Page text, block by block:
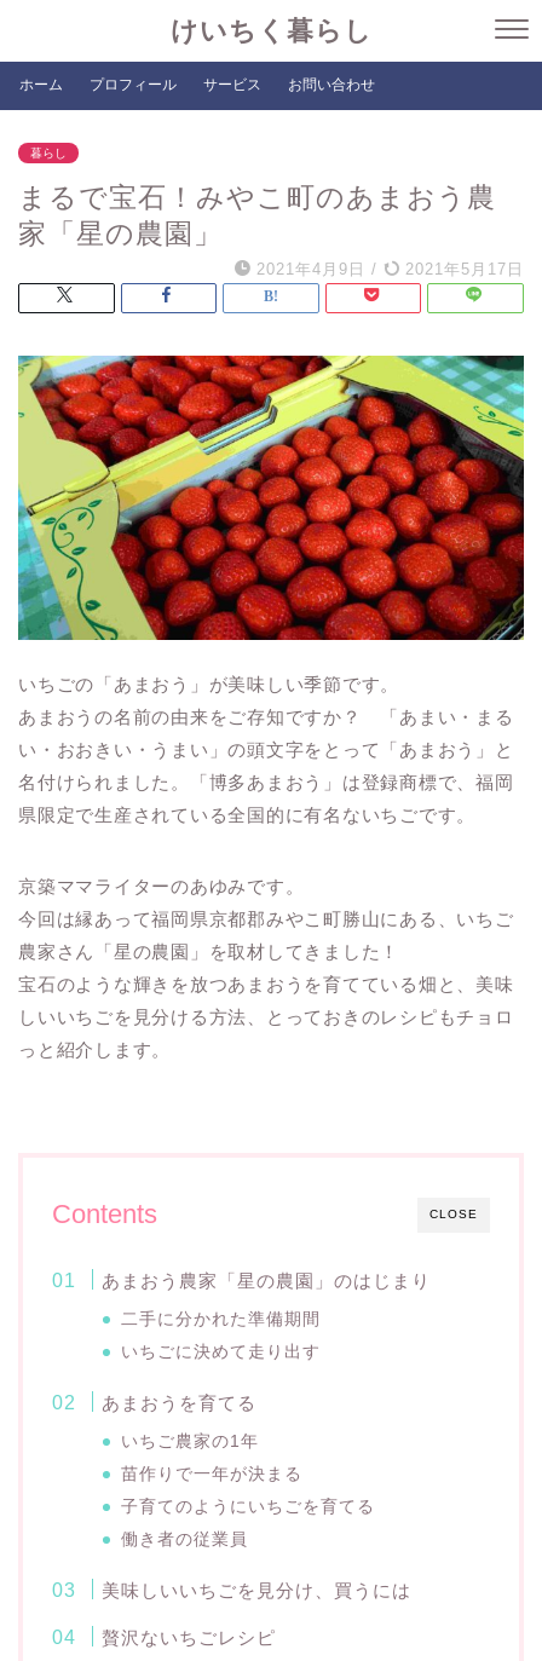
けいちく暮らし
ホーム プロフィール サービス お問い合わせ
暮らし
まるで宝石！みやこ町のあまおう農
家「星の農園」
2021年4月9日 / 2021年5月17日
いちごの「あまおう」が美味しい季節です。
あまおうの名前の由来をご存知ですか？ 「あまい・まる
い・おおきい・うまい」の頭文字をとって「あまおう」と
名付けられました。「博多あまおう」は登録商標で、福岡
県限定で生産されている全国的に有名ないちごです。
京築ママライターのあゆみです。
今回は縁あって福岡県京都郡みやこ町勝山にある、いちご
農家さん「星の農園」を取材してきました！
宝石のような輝きを放つあまおうを育てている畑と、美味
しいいちごを見分ける方法、とっておきのレシピもチョロ
っと紹介します。
CLOSE
Contents
あまおう農家「星の農園」のはじまり
二手に分かれた準備期間
いちごに決めて走り出す
あまおうを育てる
いちご農家の1年
苗作りで一年が決まる
子育てのようにいちごを育てる
働き者の従業員
美味しいいちごを見分け、買うには
贅沢ないちごレシピ